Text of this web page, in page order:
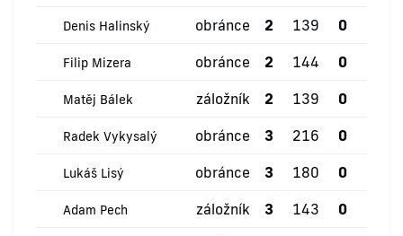
Denis Halinský obránce 2 139 0
Filip Mizera obránce 2 144 0
Matěj Bálek záložník 2 139 0
Radek Vykysalý obránce 3 216 0
Lukáš Lisý obránce 3 180 0
Adam Pech záložník 3 143 0